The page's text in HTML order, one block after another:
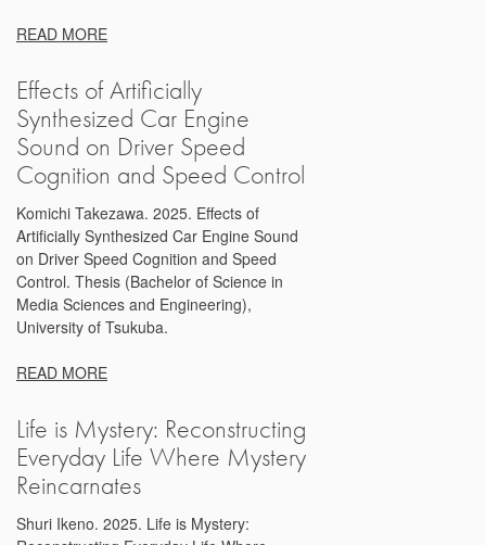
READ MORE
Effects of Artificially
Synthesized Car Engine
Sound on Driver Speed
Cognition and Speed Control
Komichi Takezawa. 2025. Effects of
Artificially Synthesized Car Engine Sound
on Driver Speed Cognition and Speed
Control. Thesis (Bachelor of Science in
Media Sciences and Engineering),
University of Tsukuba.
READ MORE
Life is Mystery: Reconstructing
Everyday Life Where Mystery
Reincarnates
Shuri Ikeno. 2025. Life is Mystery: